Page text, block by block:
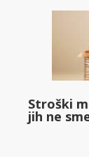
Stroški
jih ne